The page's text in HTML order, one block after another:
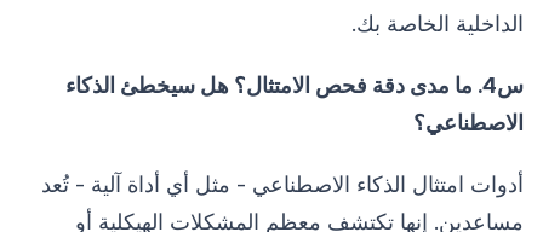
الداخلية الخاصة بك.
س4. ما مدى دقة فحص الامتثال؟ هل سيخطئ الذكاء
الاصطناعي؟
أدوات امتثال الذكاء الاصطناعي - مثل أي أداة آلية - تُعد
مساعدين. إنها تكتشف معظم المشكلات الهيكلية أو